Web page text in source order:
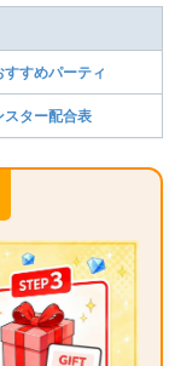
すすめパーティ
スター配合表